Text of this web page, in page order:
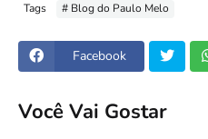
Tags # Blog do Paulo Melo
Facebook
Você Vai Gostar